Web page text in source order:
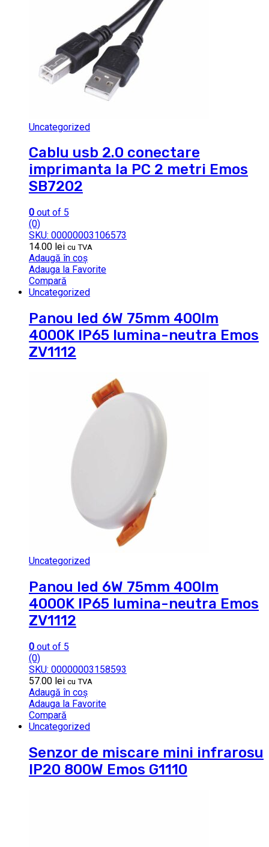
Uncategorized
Cablu usb 2.0 conectare
imprimanta la PC 2 metri Emos
SB7202
0 out of 5
(0)
SKU: 00000003106573
14.00 lei cu TVA
Adaugă în coș
Adauga la Favorite
Compară
Uncategorized
Panou led 6W 75mm 400lm
4000K IP65 lumina-neutra Emos
ZV1112
Uncategorized
Panou led 6W 75mm 400lm
4000K IP65 lumina-neutra Emos
ZV1112
0 out of 5
(0)
SKU: 00000003158593
57.00 lei cu TVA
Adaugă în coș
Adauga la Favorite
Compară
Uncategorized
Senzor de miscare mini infrarosu
IP20 800W Emos G1110